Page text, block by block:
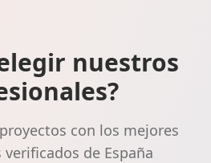
nuestros
con los mejores
de España